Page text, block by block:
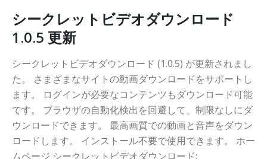
シークレットビデオダウンロード
1.0.5 更新
シークレットビデオダウンロード (1.0.5) が更新されまし
た。 さまざまなサイトの動画ダウンロードをサポートし
ます。 ログインが必要なコンテンツもダウンロード可能
です。 ブラウザの自動化検出を回避して、制限なしにダ
ウンロードできます。 最高画質での動画と音声をダウン
ロードします。 インストール不要で使用できます。 ホー
ムページ シークレットビデオダウンロード: